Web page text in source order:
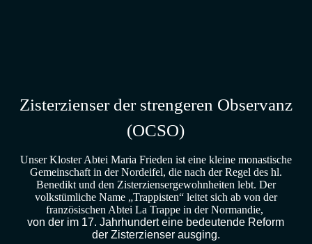
Zisterzienser der strengeren Observanz
(OCSO)
Unser Kloster Abtei Maria Frieden ist eine kleine monastische
Gemeinschaft in der Nordeifel, die nach der Regel des hl.
Benedikt und den Zisterziensergewohnheiten lebt. Der
volkstümliche Name „Trappisten“ leitet sich ab von der
französischen Abtei La Trappe in der Normandie,
von der im 17. Jahrhundert eine bedeutende Reform
der Zisterzienser ausging.